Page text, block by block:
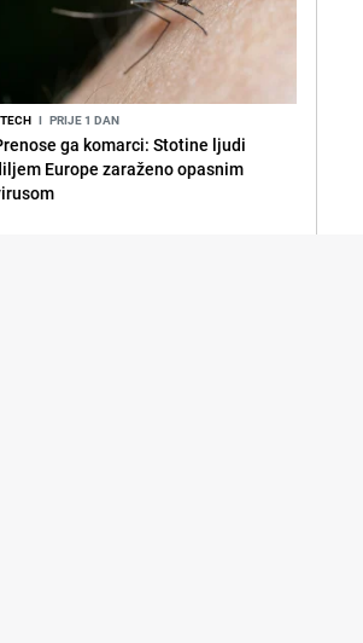
TECH I PRIJE 1 DAN
ga komarci: Stotine ljudi
Europe zaraženo opasnim